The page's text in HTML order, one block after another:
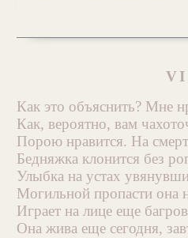
VI
Как это объяснить? Мне
Как, вероятно, вам
Порою нравится. На
Бедняжка клонится без
Улыбка на устах
Могильной пропасти она
Играет на лице еще
Она жива еще сегодня,